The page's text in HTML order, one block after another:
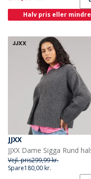
Halv pris eller mindre
JJXX
Vejl. pris299,99 kr.
Spare180,00 kr.